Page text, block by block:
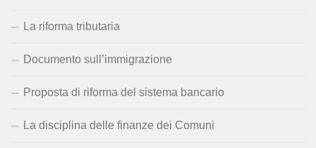
La riforma tributaria
Documento sull’immigrazione
Proposta di riforma del sistema bancario
La disciplina delle finanze dei Comuni